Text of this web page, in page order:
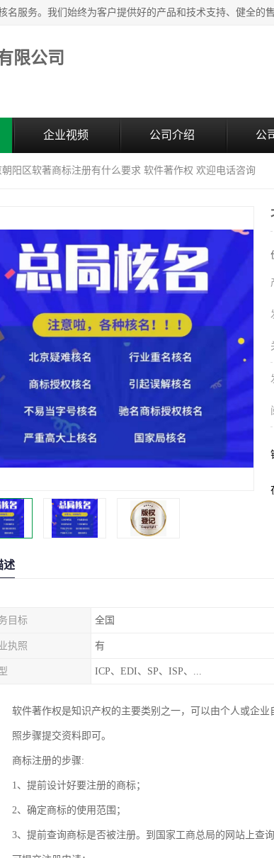
限公司
企业视频 公司介绍 公
阳区软著商标注册有什么要求 软件著作权 欢迎电话咨询
述
目标 全国
执照 有
ICP、EDI、SP、ISP、...
软件著作权是知识产权的主要类别之一，可以由个人或企
照步骤提交资料即可。
商标注册的步骤:
1、提前设计好要注册的商标；
2、确定商标的使用范围；
3、提前查询商标是否被注册。到国家工商总局的网站上查